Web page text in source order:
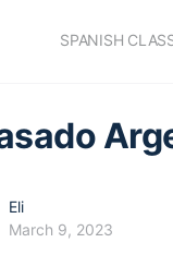
SPANISH
Eli
March 9, 2023